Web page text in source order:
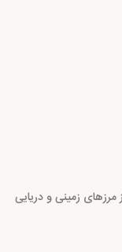
هوایی 375.000 ریال و از مرزهای زمینی و دریایی